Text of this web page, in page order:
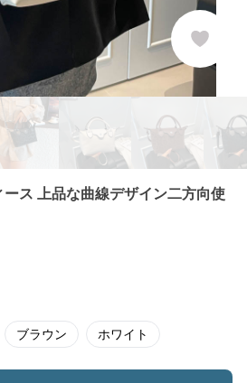
ース 上品な曲線デザイン二方向使
ブラウン ホワイト